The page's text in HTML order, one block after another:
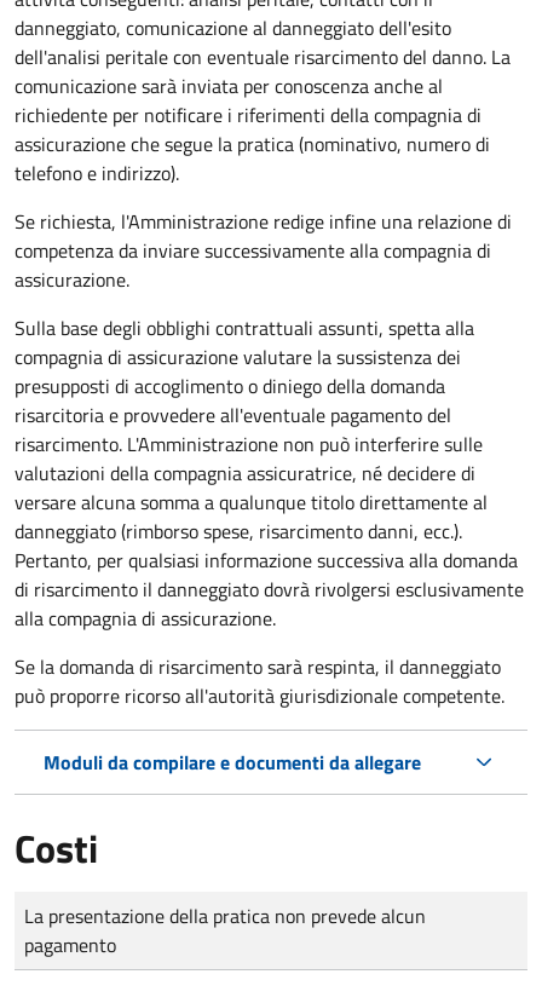
danneggiato, comunicazione al danneggiato dell'esito
dell'analisi peritale con eventuale risarcimento del danno. La
comunicazione sarà inviata per conoscenza anche al
richiedente per notificare i riferimenti della compagnia di
assicurazione che segue la pratica (nominativo, numero di
telefono e indirizzo).
Se richiesta, l'Amministrazione redige infine una relazione di
competenza da inviare successivamente alla compagnia di
assicurazione.
Sulla base degli obblighi contrattuali assunti, spetta alla
compagnia di assicurazione valutare la sussistenza dei
presupposti di accoglimento o diniego della domanda
risarcitoria e provvedere all'eventuale pagamento del
risarcimento. L'Amministrazione non può interferire sulle
valutazioni della compagnia assicuratrice, né decidere di
versare alcuna somma a qualunque titolo direttamente al
danneggiato (rimborso spese, risarcimento danni, ecc.).
Pertanto, per qualsiasi informazione successiva alla domanda
di risarcimento il danneggiato dovrà rivolgersi esclusivamente
alla compagnia di assicurazione.
Se la domanda di risarcimento sarà respinta, il danneggiato
può proporre ricorso all'autorità giurisdizionale competente.
Moduli da compilare e documenti da allegare
Costi
Tipo di pagamento
Importo
La presentazione della pratica non prevede alcun
pagamento